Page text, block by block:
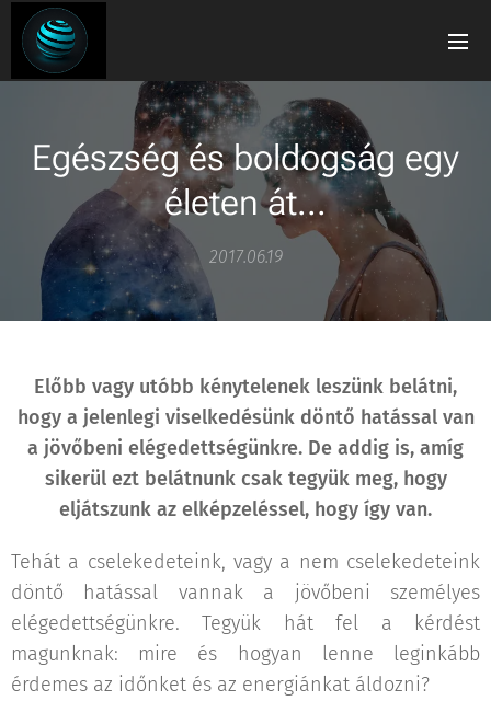
Egészség és boldogság egy
életen át...
2017.06.19
Előbb vagy utóbb kénytelenek leszünk belátni,
hogy a jelenlegi viselkedésünk döntő hatással van
a jövőbeni elégedettségünkre. De addig is, amíg
sikerül ezt belátnunk csak tegyük meg, hogy
eljátszunk az elképzeléssel, hogy így van.
Tehát a cselekedeteink, vagy a nem cselekedeteink
döntő hatással vannak a jövőbeni személyes
elégedettségünkre. Tegyük hát fel a kérdést
magunknak: mire és hogyan lenne leginkább
érdemes az időnket és az energiánkat áldozni?